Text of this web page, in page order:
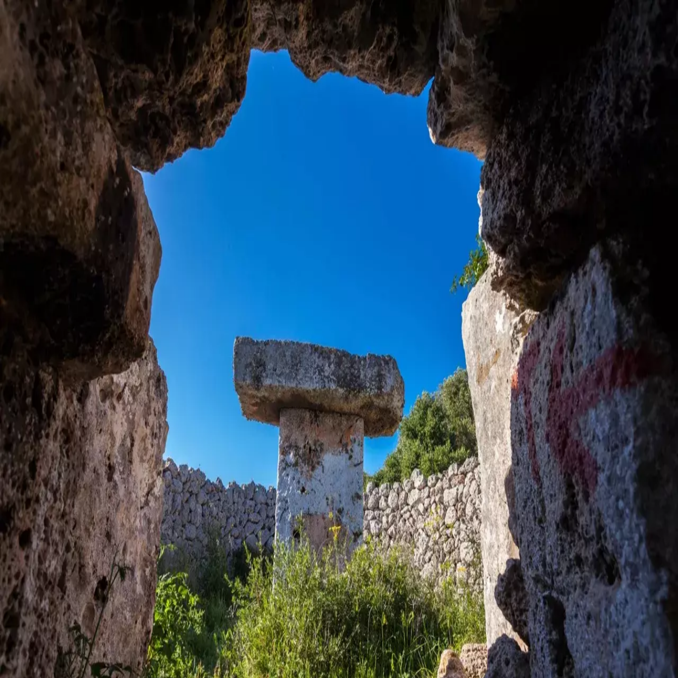
Menorca Explorer
Agenda
Menorca
L'IllaInformació d'interèsPlatjesPoblesCulturaReserva de la Biosfera
Camí de Cavalls
Guia
Menjar & BeureServeis ActivitatsCompres
Tips
Català
Agenda
Menorca
Guia
Tips
Català
Poblado talayótico de Torrelisar
...
Menorca Explorer
Cultura
Menorca Talayótica
Lugares de interés